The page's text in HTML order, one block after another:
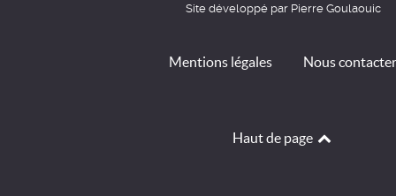
Site développé par Pierre Goulaouic
Mentions légales Nous contacter
Haut de page